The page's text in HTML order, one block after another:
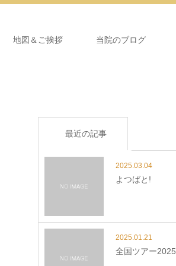
地図＆ご挨拶 当院のブログ
最近の記事
2025.03.04
よつばと!
2025.01.21
全国ツアー2025